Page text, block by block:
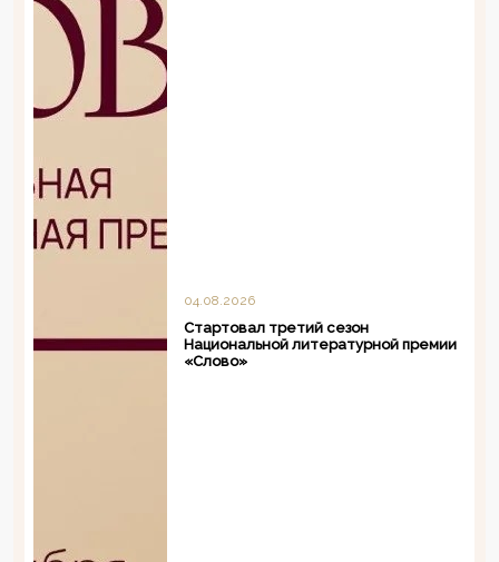
04.08.2026
Стартовал третий сезон
Национальной литературной премии
«Слово»